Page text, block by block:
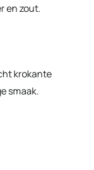
en zout.
krokante
smaak.